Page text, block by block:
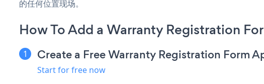
的任何位置现场。
How To Add a Warranty Registration
Create a Free Warranty Registration Form
Start for free now